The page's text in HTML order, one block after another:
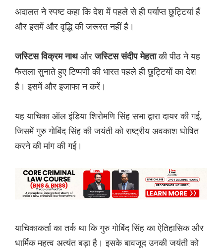
अदालत ने स्पष्ट कहा कि देश में पहले से ही पर्याप्त छुट्टियां हैं
और इसमें और वृद्धि की जरूरत नहीं है।
जस्टिस विक्रम नाथऔर जस्टिस संदीप मेहताकी पीठ ने यह
फैसला सुनाते हुए टिप्पणी की भारत पहले ही छुट्टियों का देश
है। इसमें और इजाफा न करें।
यह याचिका ऑल इंडिया शिरोमणि सिंह सभा द्वारा दायर की गई,
जिसमें गुरु गोबिंद सिंह की जयंती को राष्ट्रीय अवकाश घोषित
करने की मांग की गई।
याचिकाकर्ता का तर्क था कि गुरु गोबिंद सिंह का ऐतिहासिक और
धार्मिक महत्व अत्यंत बड़ा है। इसके बावजूद उनकी जयंती को